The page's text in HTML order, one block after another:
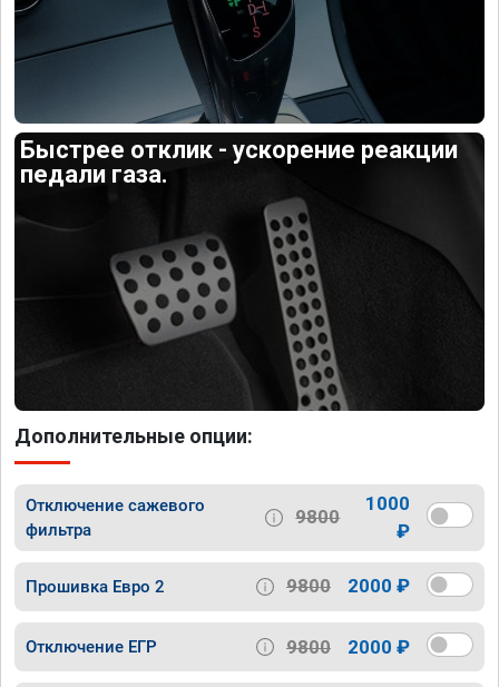
Быстрее отклик - ускорение реакции
педали газа.
Дополнительные опции:
Отключение сажевого
фильтра
9800
1000
₽
Прошивка Евро 2 9800 2000 ₽
Отключение ЕГР 9800 2000 ₽